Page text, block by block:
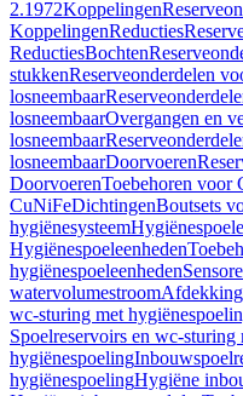
2.1972Koppelingen
KoppelingenReducties
ReductiesBochten
stukkenReserveonderdelen
losneembaar
losneembaarOvergangen en
losneembaar
losneembaarDoorvoeren
DoorvoerenToebehoren voor
CuNiFeDichtingenBoutsets
hygiënesysteem
Hygiënespoeleenheden
hygiënespoeleenheden
watervolumestroom
wc-sturing met
Spoelreservoirs en wc-sturing
hygiënespoeling
hygiënespoelingHygiëne